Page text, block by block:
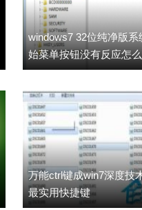
windows7 32位纯净版系
始菜单按钮没有反应怎
万能ctrl键成win7深度技
最实用快捷键